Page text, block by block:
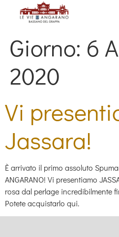
Giorno: 6
2020
Vi
Jassara!
È arrivato il primo assoluto
ANGARANO! Vi presentiamo
rosa dal perlage incredibilmente
Potete acquistarlo qui.